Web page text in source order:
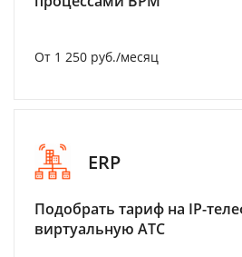
От 1 250 руб./месяц
ERP
Подобрать тариф на IP-
виртуальную АТС